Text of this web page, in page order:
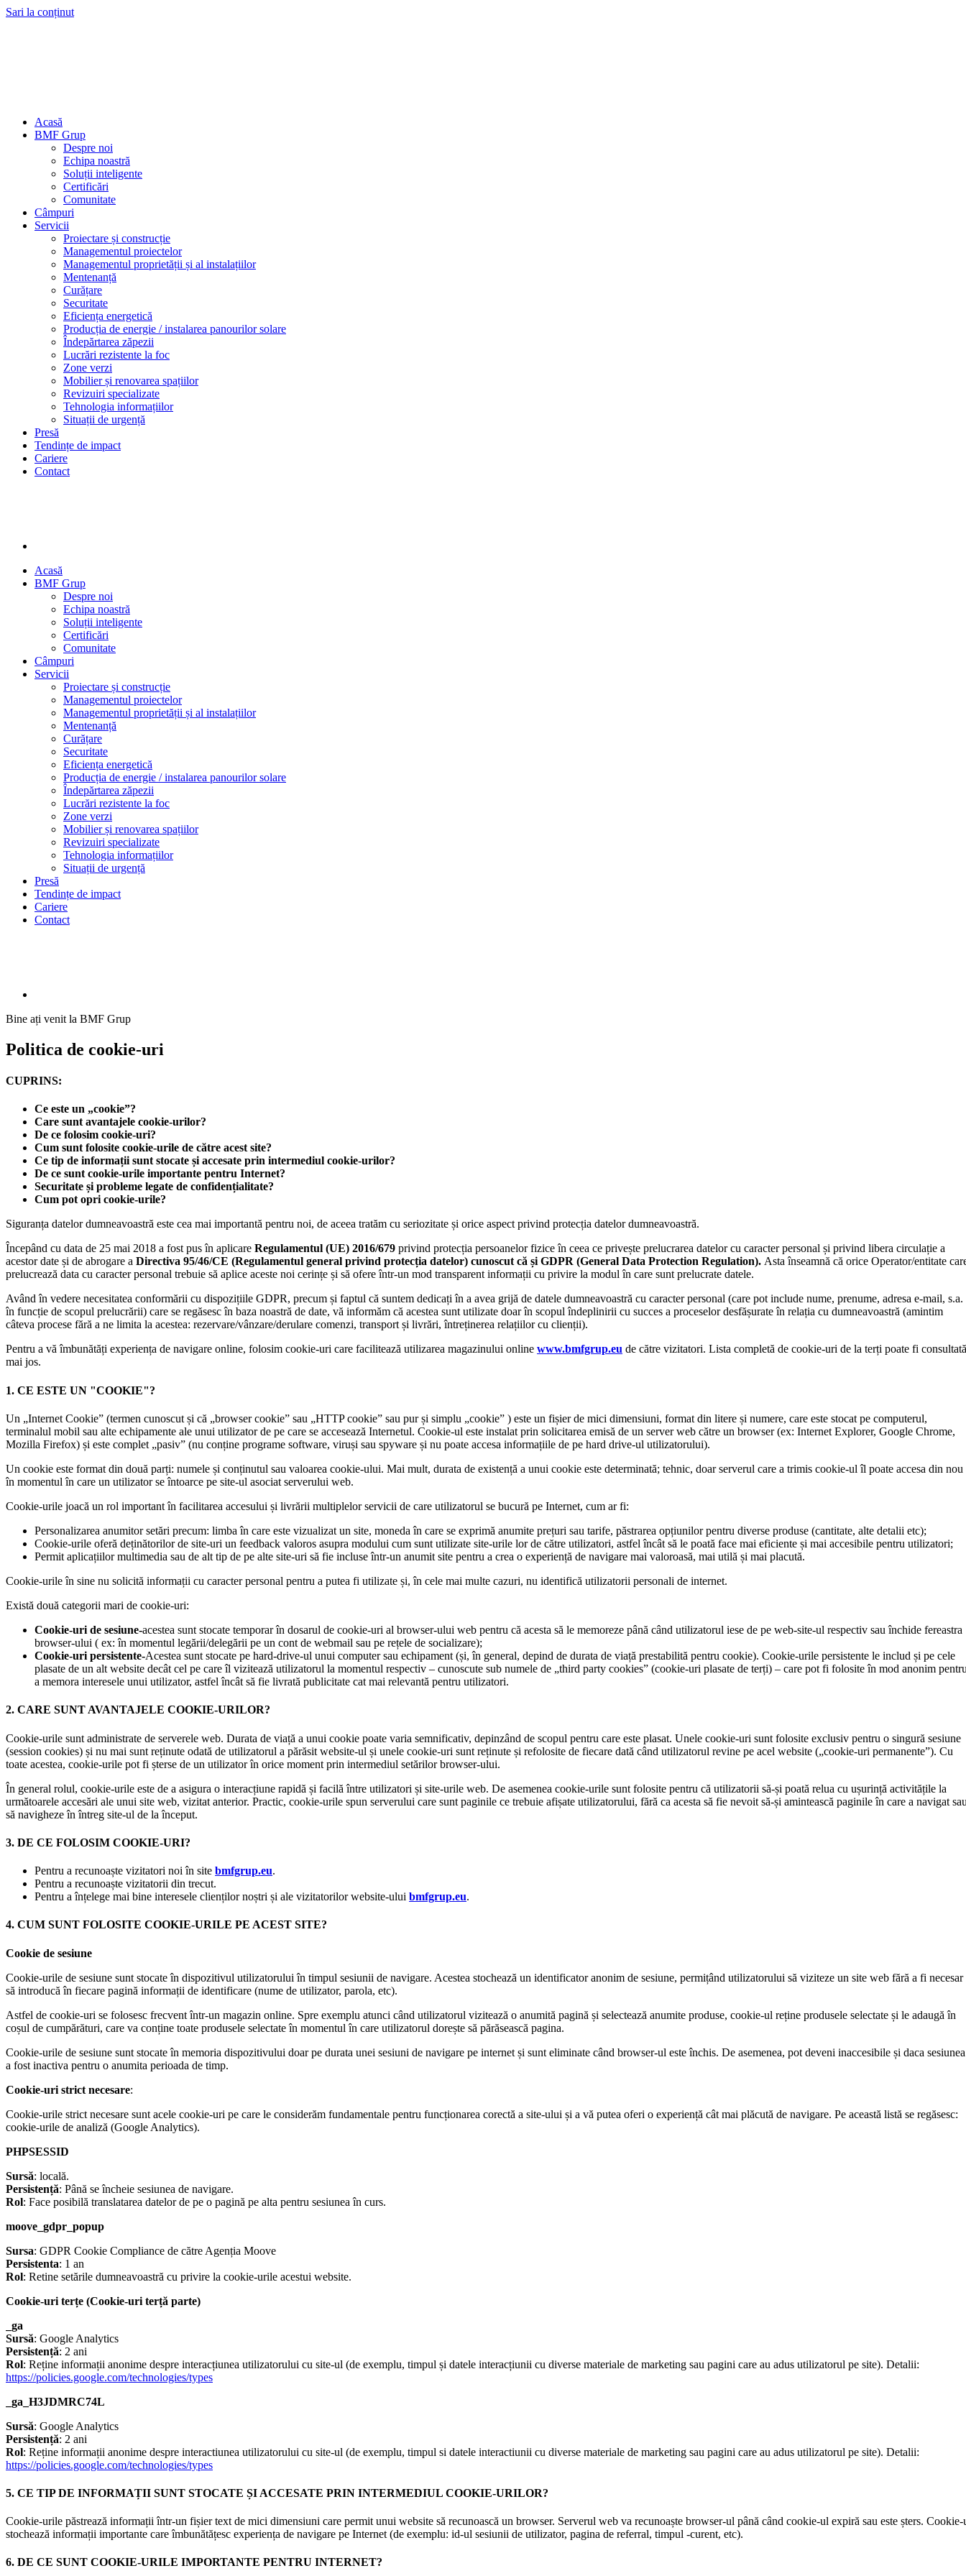
Sari la conținut
Acasă
BMF Grup
Despre noi
Echipa noastră
Soluții inteligente
Certificări
Comunitate
Câmpuri
Servicii
Proiectare și construcție
Managementul proiectelor
Managementul proprietății și al instalațiilor
Mentenanță
Curățare
Securitate
Eficiența energetică
Producția de energie / instalarea panourilor solare
Îndepărtarea zăpezii
Lucrări rezistente la foc
Zone verzi
Mobilier și renovarea spațiilor
Revizuiri specializate
Tehnologia informațiilor
Situații de urgență
Presă
Tendințe de impact
Cariere
Contact
Acasă
BMF Grup
Despre noi
Echipa noastră
Soluții inteligente
Certificări
Comunitate
Câmpuri
Servicii
Proiectare și construcție
Managementul proiectelor
Managementul proprietății și al instalațiilor
Mentenanță
Curățare
Securitate
Eficiența energetică
Producția de energie / instalarea panourilor solare
Îndepărtarea zăpezii
Lucrări rezistente la foc
Zone verzi
Mobilier și renovarea spațiilor
Revizuiri specializate
Tehnologia informațiilor
Situații de urgență
Presă
Tendințe de impact
Cariere
Contact
Bine ați venit la BMF Grup
Politica de cookie-uri
CUPRINS:
Ce este un „cookie”?
Care sunt avantajele cookie-urilor?
De ce folosim cookie-uri?
Cum sunt folosite cookie-urile de către acest site?
Ce tip de informații sunt stocate și accesate prin intermediul cookie-urilor?
De ce sunt cookie-urile importante pentru Internet?
Securitate și probleme legate de confidențialitate?
Cum pot opri cookie-urile?
Siguranța datelor dumneavoastră este cea mai importantă pentru noi, de aceea tratăm cu seriozitate și orice aspect privind protecția datelor dumneavoastră.
Începând cu data de 25 mai 2018 a fost pus în aplicare Regulamentul (UE) 2016/679 privind protecția persoanelor fizice în ceea ce privește prelucrarea datelor cu caracter personal și privind libera circulație a
acestor date și de abrogare a Directiva 95/46/CE (Regulamentul general privind protecția datelor) cunoscut că și GDPR (General Data Protection Regulation). Asta înseamnă că orice Operator/entitate
prelucrează data cu caracter personal trebuie să aplice aceste noi cerințe și să ofere într-un mod transparent informații cu privire la modul în care sunt prelucrate datele.
Având în vedere necesitatea conformării cu dispozițiile GDPR, precum și faptul că suntem dedicați în a avea grijă de datele dumneavoastră cu caracter personal (care pot include nume, prenume, adresa e-mail, s.a.
în funcție de scopul prelucrării) care se regăsesc în baza noastră de date, vă informăm că acestea sunt utilizate doar în scopul îndeplinirii cu succes a proceselor desfășurate în relația cu dumneavoastră (amintim
câteva procese fără a ne limita la acestea: rezervare/vânzare/derulare comenzi, transport și livrări, întreținerea relațiilor cu clienții).
Pentru a vă îmbunătăți experiența de navigare online, folosim cookie-uri care facilitează utilizarea magazinului online www.bmfgrup.eu de către vizitatori. Lista completă de cookie-uri de la terți poate fi consultată
mai jos.
1. CE ESTE UN "COOKIE"?
Un „Internet Cookie” (termen cunoscut și că „browser cookie” sau „HTTP cookie” sau pur și simplu „cookie” ) este un fișier de mici dimensiuni, format din litere și numere, care este stocat pe computerul,
terminalul mobil sau alte echipamente ale unui utilizator de pe care se accesează Internetul. Cookie-ul este instalat prin solicitarea emisă de un server web către un browser (ex: Internet Explorer, Google Chrome,
Mozilla Firefox) și este complet „pasiv” (nu conține programe software, viruși sau spyware și nu poate accesa informațiile de pe hard drive-ul utilizatorului).
Un cookie este format din două parți: numele și conținutul sau valoarea cookie-ului. Mai mult, durata de existență a unui cookie este determinată; tehnic, doar serverul care a trimis cookie-ul îl poate accesa din nou
în momentul în care un utilizator se întoarce pe site-ul asociat serverului web.
Cookie-urile joacă un rol important în facilitarea accesului și livrării multiplelor servicii de care utilizatorul se bucură pe Internet, cum ar fi:
Personalizarea anumitor setări precum: limba în care este vizualizat un site, moneda în care se exprimă anumite prețuri sau tarife, păstrarea opțiunilor pentru diverse produse (cantitate, alte detalii etc);
Cookie-urile oferă deținătorilor de site-uri un feedback valoros asupra modului cum sunt utilizate site-urile lor de către utilizatori, astfel încât să le poată face mai eficiente și mai accesibile pentru utilizatori;
Permit aplicațiilor multimedia sau de alt tip de pe alte site-uri să fie incluse într-un anumit site pentru a crea o experiență de navigare mai valoroasă, mai utilă și mai placută.
Cookie-urile în sine nu solicită informații cu caracter personal pentru a putea fi utilizate și, în cele mai multe cazuri, nu identifică utilizatorii personali de internet.
Există două categorii mari de cookie-uri:
Cookie-uri de sesiune-acestea sunt stocate temporar în dosarul de cookie-uri al browser-ului web pentru că acesta să le memoreze până când utilizatorul iese de pe web-site-ul respectiv sau închide fereastra
browser-ului ( ex: în momentul legării/delegării pe un cont de webmail sau pe rețele de socializare);
Cookie-uri persistente-Acestea sunt stocate pe hard-drive-ul unui computer sau echipament (și, în general, depind de durata de viață prestabilită pentru cookie). Cookie-urile persistente le includ și pe cele
plasate de un alt website decât cel pe care îl vizitează utilizatorul la momentul respectiv – cunoscute sub numele de „third party cookies” (cookie-uri plasate de terți) – care pot fi folosite în mod anonim
a memora interesele unui utilizator, astfel încât să fie livrată publicitate cat mai relevantă pentru utilizatori.
2. CARE SUNT AVANTAJELE COOKIE-URILOR?
Cookie-urile sunt administrate de serverele web. Durata de viață a unui cookie poate varia semnificativ, depinzând de scopul pentru care este plasat. Unele cookie-uri sunt folosite exclusiv pentru o singură sesiune
(session cookies) și nu mai sunt reținute odată de utilizatorul a părăsit website-ul și unele cookie-uri sunt reținute și refolosite de fiecare dată când utilizatorul revine pe acel website („cookie-uri permanente”). Cu
toate acestea, cookie-urile pot fi șterse de un utilizator în orice moment prin intermediul setărilor browser-ului.
În general rolul, cookie-urile este de a asigura o interacțiune rapidă și facilă între utilizatori și site-urile web. De asemenea cookie-urile sunt folosite pentru că utilizatorii să-și poată relua cu ușurință activitățile la
următoarele accesări ale unui site web, vizitat anterior. Practic, cookie-urile spun serverului care sunt paginile ce trebuie afișate utilizatorului, fără ca acesta să fie nevoit să-și amintească paginile în care a navigat
să navigheze în întreg site-ul de la început.
3. DE CE FOLOSIM COOKIE-URI?
Pentru a recunoaște vizitatori noi în site bmfgrup.eu.
Pentru a recunoaște vizitatorii din trecut.
Pentru a înțelege mai bine interesele clienților noștri și ale vizitatorilor website-ului bmfgrup.eu.
4. CUM SUNT FOLOSITE COOKIE-URILE PE ACEST SITE?
Cookie de sesiune
Cookie-urile de sesiune sunt stocate în dispozitivul utilizatorului în timpul sesiunii de navigare. Acestea stochează un identificator anonim de sesiune, permițând utilizatorului să viziteze un site web fără a fi necesar
să introducă în fiecare pagină informații de identificare (nume de utilizator, parola, etc).
Astfel de cookie-uri se folosesc frecvent într-un magazin online. Spre exemplu atunci când utilizatorul vizitează o anumită pagină și selectează anumite produse, cookie-ul reține produsele selectate și le adaugă în
coșul de cumpărături, care va conține toate produsele selectate în momentul în care utilizatorul dorește să părăsească pagina.
Cookie-urile de sesiune sunt stocate în memoria dispozitivului doar pe durata unei sesiuni de navigare pe internet și sunt eliminate când browser-ul este închis. De asemenea, pot deveni inaccesibile și daca sesiunea
a fost inactiva pentru o anumita perioada de timp.
Cookie-uri strict necesare:
Cookie-urile strict necesare sunt acele cookie-uri pe care le considerăm fundamentale pentru funcționarea corectă a site-ului și a vă putea oferi o experiență cât mai plăcută de navigare. Pe această listă se regăsesc:
cookie-urile de analiză (Google Analytics).
PHPSESSID
Sursă: locală.
Persistență: Până se încheie sesiunea de navigare.
Rol: Face posibilă translatarea datelor de pe o pagină pe alta pentru sesiunea în curs.
moove_gdpr_popup
Sursa: GDPR Cookie Compliance de către Agenția Moove
Persistenta: 1 an
Rol: Retine setările dumneavoastră cu privire la cookie-urile acestui website.
Cookie-uri terțe (Cookie-uri terță parte)
_ga
Sursă: Google Analytics
Persistență: 2 ani
Rol: Reține informații anonime despre interacțiunea utilizatorului cu site-ul (de exemplu, timpul și datele interacțiunii cu diverse materiale de marketing sau pagini care au adus utilizatorul pe site). Detalii:
https://policies.google.com/technologies/types
_ga_H3JDMRC74L
Sursă: Google Analytics
Persistență: 2 ani
Rol: Reține informații anonime despre interactiunea utilizatorului cu site-ul (de exemplu, timpul si datele interactiunii cu diverse materiale de marketing sau pagini care au adus utilizatorul pe site). Detalii:
https://policies.google.com/technologies/types
5. CE TIP DE INFORMAȚII SUNT STOCATE ȘI ACCESATE PRIN INTERMEDIUL COOKIE-URILOR?
Cookie-urile păstrează informații într-un fișier text de mici dimensiuni care permit unui website să recunoască un browser. Serverul web va recunoaște browser-ul până când cookie-ul expiră sau este șters. Cookie-
stochează informații importante care îmbunătățesc experiența de navigare pe Internet (de exemplu: id-ul sesiunii de utilizator, pagina de referral, timpul -curent, etc).
6. DE CE SUNT COOKIE-URILE IMPORTANTE PENTRU INTERNET?